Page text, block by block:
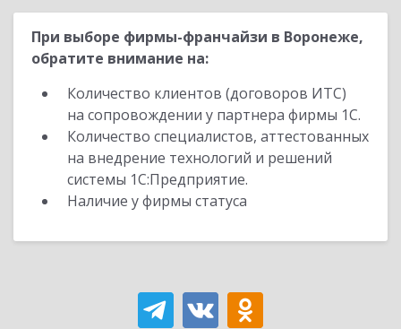
При выборе фирмы-франчайзи в Воронеже,
обратите внимание на:
Количество клиентов (договоров ИТС)
на сопровождении у партнера фирмы 1С.
Количество специалистов, аттестованных
на внедрение технологий и решений
системы 1С:Предприятие.
Наличие у фирмы статуса